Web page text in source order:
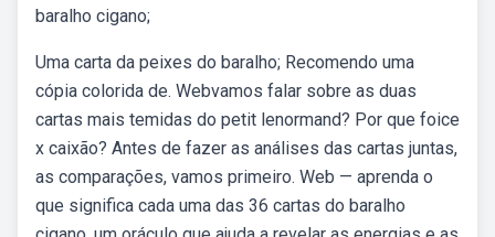
baralho cigano;
Uma carta da peixes do baralho; Recomendo uma
cópia colorida de. Webvamos falar sobre as duas
cartas mais temidas do petit lenormand? Por que foice
x caixão? Antes de fazer as análises das cartas juntas,
as comparações, vamos primeiro. Web — aprenda o
que significa cada uma das 36 cartas do baralho